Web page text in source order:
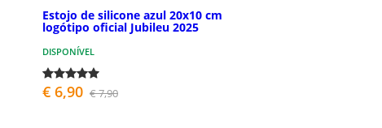
Estojo de silicone azul 20x10 cm
logótipo oficial Jubileu 2025
DISPONÍVEL
€ 6,90 € 7,90